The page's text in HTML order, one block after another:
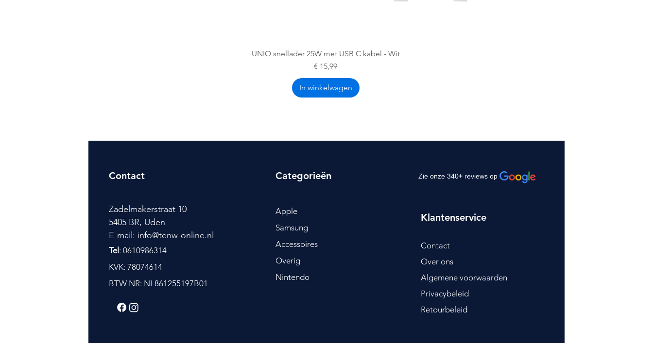
Snel overzicht
UNIQ snellader 25W met USB C kabel - Wit
Prijs
€ 15,99
In winkelwagen
Contact
Zadelmakerstraat 10
5405 BR, Uden
E-mail: info@tenw-online.nl
Tel : 0610986314
KVK: 78074614
BTW NR: NL861255197B01
Categorieën
Apple
Samsung
Accessoires
Overig
Nintendo
Zie onze 340+ reviews op
Klantenservice
Contact
Over ons
Algemene voorwaarden
Privacybeleid
Retourbeleid